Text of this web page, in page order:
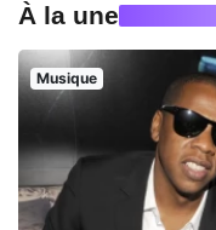
À la une
Musique